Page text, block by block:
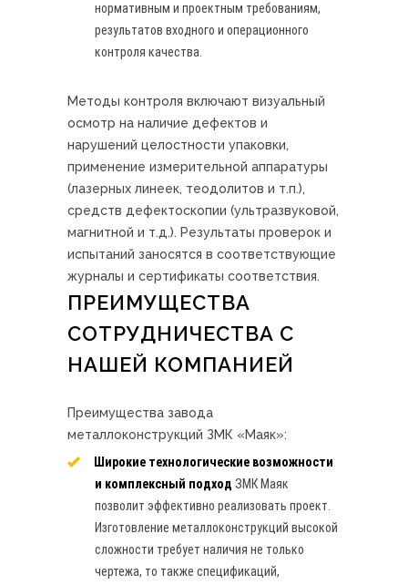
нормативным и проектным требованиям,
результатов входного и операционного
контроля качества.
Методы контроля включают визуальный
осмотр на наличие дефектов и
нарушений целостности упаковки,
применение измерительной аппаратуры
(лазерных линеек, теодолитов и т.п.),
средств дефектоскопии (ультразвуковой,
магнитной и т.д.). Результаты проверок и
испытаний заносятся в соответствующие
журналы и сертификаты соответствия.
ПРЕИМУЩЕСТВА
СОТРУДНИЧЕСТВА С
НАШЕЙ КОМПАНИЕЙ
Преимущества завода
металлоконструкций ЗМК «Маяк»:
Широкие технологические возможности
и комплексный подход ЗМК Маяк
позволит эффективно реализовать проект.
Изготовление металлоконструкций высокой
сложности требует наличия не только
чертежа, то также спецификаций,